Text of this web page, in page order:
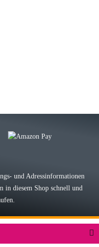
man kann bedenkenlos
Koffer macht einen sehr soliden
und Adressinformationen
in diesem Shop schnell und